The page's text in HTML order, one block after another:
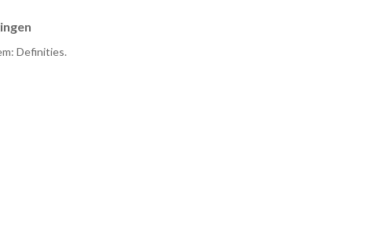
Definities.